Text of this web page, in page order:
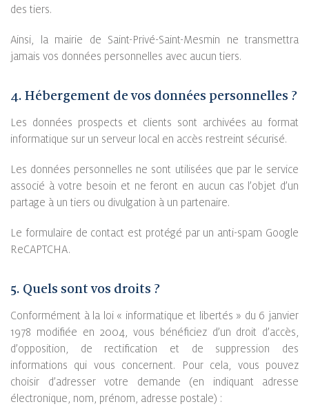
des tiers.
Ainsi, la mairie de Saint-Privé-Saint-Mesmin ne transmettra
jamais vos données personnelles avec aucun tiers.
4. Hébergement de vos données personnelles ?
Les données prospects et clients sont archivées au format
informatique sur un serveur local en accès restreint sécurisé.
Les données personnelles ne sont utilisées que par le service
associé à votre besoin et ne feront en aucun cas l’objet d’un
partage à un tiers ou divulgation à un partenaire.
Le formulaire de contact est protégé par un anti-spam Google
ReCAPTCHA.
5. Quels sont vos droits ?
Conformément à la loi « informatique et libertés » du 6 janvier
1978 modifiée en 2004, vous bénéficiez d’un droit d’accès,
d’opposition, de rectification et de suppression des
informations qui vous concernent. Pour cela, vous pouvez
choisir d’adresser votre demande (en indiquant adresse
électronique, nom, prénom, adresse postale) :